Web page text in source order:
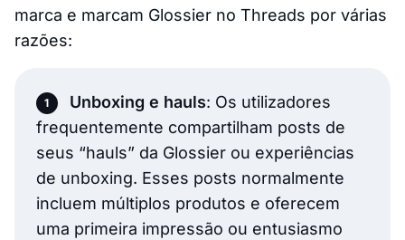
marca e marcam Glossier no Threads por várias
razões:
Unboxing e hauls: Os utilizadores
frequentemente compartilham posts de
seus “hauls” da Glossier ou experiências
de unboxing. Esses posts normalmente
incluem múltiplos produtos e oferecem
uma primeira impressão ou entusiasmo